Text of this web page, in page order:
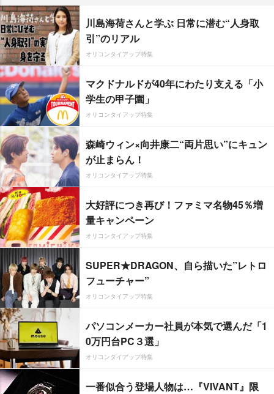
川島海荷さんと学ぶ 日常に潜む“人身取
引”のリアル
オリコンタイアップ特集
マクドナルドが40年にわたり支える「小
学生の甲子園」
オリコンタイアップ特集
森崎ウィン×向井康二“両片思い”にキュン
が止まらん！
オリコンタイアップ特集
大好評につき再び！ファミマ名物45％増
量キャンペーン
オリコンタイアップ特集
SUPER★DRAGON、自ら描いた”レトロ
フューチャー”
オリコンタイアップ特集
パソコンメーカー社員が本気で選んだ「1
0万円台PC３選」
オリコンタイアップ特集
一番似合う登場人物は…『VIVANT』限